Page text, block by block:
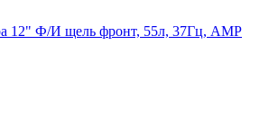
12" Ф/И щель фронт, 55л, 37Гц, AMP